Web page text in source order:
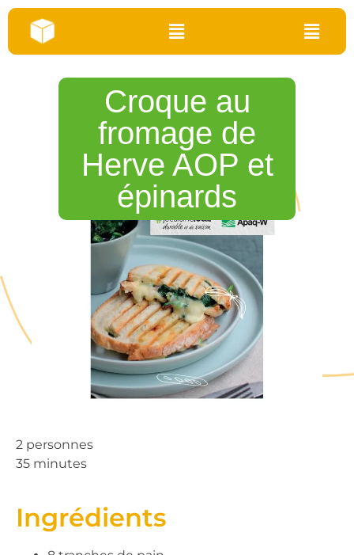
Croque au
fromage de
Herve AOP et
épinards
2 personnes
35 minutes
Ingrédients